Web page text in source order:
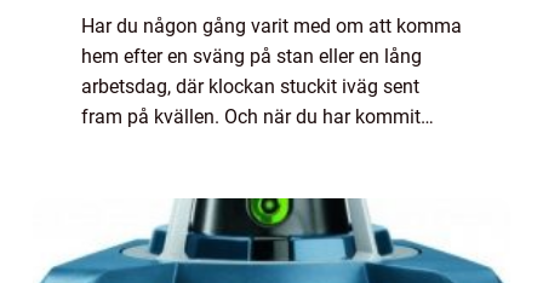
Har du någon gång varit med om att komma
hem efter en sväng på stan eller en lång
arbetsdag, där klockan stuckit iväg sent
fram på kvällen. Och när du har kommit